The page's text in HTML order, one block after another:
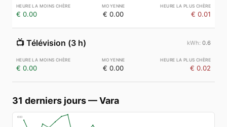
€ 0.00 € 0.00 € 0.01
📺 Télévision (3 h) 0.6
€ 0.00 € 0.00 € 0.02
31 derniers jours—Vara
€83